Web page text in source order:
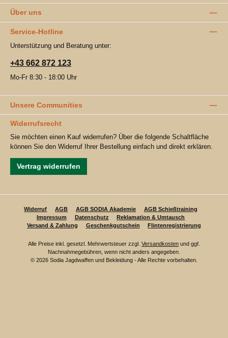
Über uns
Service-Hotline
Unterstützung und Beratung unter:
+43 662 872 123
Mo-Fr 8:30 - 18:00 Uhr
Unsere Communities
Widerrufsrecht
Sie möchten einen Kauf widerrufen? Über die folgende Schaltfläche
können Sie den Widerruf Ihrer Bestellung einfach und direkt erklären.
Vertrag widerrufen
Widerruf AGB AGB SODIA Akademie
AGB Schießtraining
Impressum
Datenschutz
Reklamation & Umtausch
Versand & Zahlung
Geschenkgutschein Flintenregistrierung
Alle Preise inkl. gesetzl. Mehrwertsteuer zzgl. Versandkosten und ggf.
Nachnahmegebühren, wenn nicht anders angegeben.
© 2026 Sodia Jagdwaffen und Bekleidung - Alle Rechte vorbehalten.